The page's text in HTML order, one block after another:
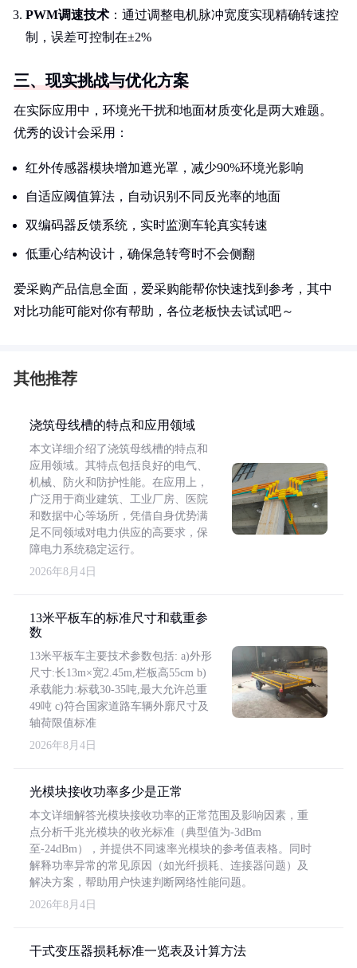
PWM调速技术 ：通过调整电机脉冲宽度实现精确转速控
制，误差可控制在±2%
三、现实挑战与优化方案
在实际应用中，环境光干扰和地面材质变化是两大难题。
优秀的设计会采用：
红外传感器模块增加遮光罩，减少90%环境光影响
自适应阈值算法，自动识别不同反光率的地面
双编码器反馈系统，实时监测车轮真实转速
低重心结构设计，确保急转弯时不会侧翻
爱采购产品信息全面，爱采购能帮你快速找到参考，其中
对比功能可能对你有帮助，各位老板快去试试吧～
其他推荐
浇筑母线槽的特点和应用领域
本文详细介绍了浇筑母线槽的特点和
应用领域。其特点包括良好的电气、
机械、防火和防护性能。在应用上，
广泛用于商业建筑、工业厂房、医院
和数据中心等场所，凭借自身优势满
足不同领域对电力供应的高要求，保
障电力系统稳定运行。
2026年8月4日
13米平板车的标准尺寸和载重参
数
13米平板车主要技术参数包括: a)外形
尺寸:长13m×宽2.45m,栏板高55cm b)
承载能力:标载30-35吨,最大允许总重
49吨 c)符合国家道路车辆外廓尺寸及
轴荷限值标准
2026年8月4日
光模块接收功率多少是正常
本文详细解答光模块接收功率的正常范围及影响因素，重
点分析千兆光模块的收光标准（典型值为-3dBm
至-24dBm），并提供不同速率光模块的参考值表格。同时
解释功率异常的常见原因（如光纤损耗、连接器问题）及
解决方案，帮助用户快速判断网络性能问题。
2026年8月4日
干式变压器损耗标准一览表及计算方法